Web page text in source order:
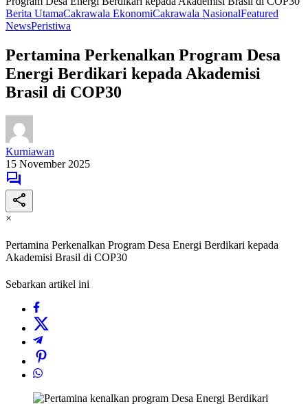
Berita UtamaCakrawala EkonomiCakrawala NasionalFeatured
NewsPeristiwa
Pertamina Perkenalkan Program Desa
Energi Berdikari kepada Akademisi
Brasil di COP30
Kurniawan
15 November 2025
×
Pertamina Perkenalkan Program Desa Energi Berdikari kepada
Akademisi Brasil di COP30
Sebarkan artikel ini